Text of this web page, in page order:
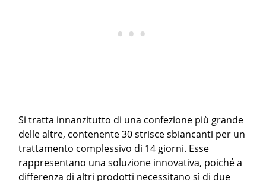
Si tratta innanzitutto di una confezione più grande
delle altre, contenente 30 strisce sbiancanti per un
trattamento complessivo di 14 giorni. Esse
rappresentano una soluzione innovativa, poiché a
differenza di altri prodotti necessitano sì di due